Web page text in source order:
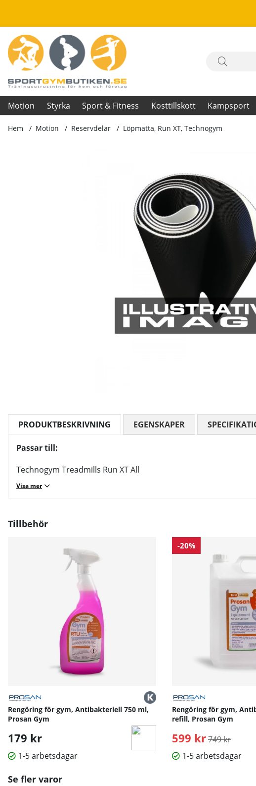
Motion Styrka Sport & Fitness Kosttillskott Kampsport
Hem Motion Reservdelar Löpmatta, Run XT, Technogym
PRODUKTBESKRIVNING
Passar till:
Technogym Treadmills Run XT All
Visa mer
EGENSKAPER
Tillbehör
Rengöring för gym, Antibakteriell 750 ml,
Prosan Gym
179 kr
1-5 arbetsdagar
-20%
Rengöring för gym,
refill, Prosan Gym
599 krOrdinarie pris:
749 kr
1-5 arbetsdagar
Se fler varor